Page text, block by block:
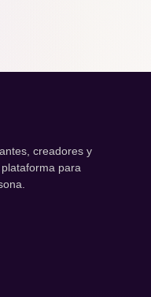
creadores y
para